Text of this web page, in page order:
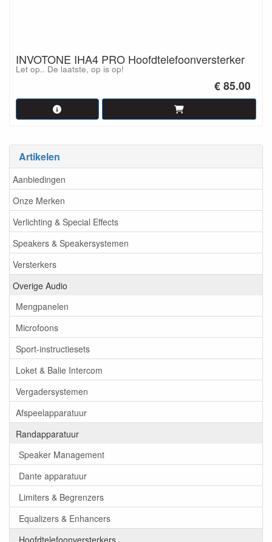
Artikelen
Aanbiedingen
Onze Merken
Verlichting & Special Effects
Speakers & Speakersystemen
Versterkers
Overige Audio
Mengpanelen
Microfoons
Sport-instructiesets
Loket & Balie Intercom
Vergadersystemen
Afspeelapparatuur
Randapparatuur
Speaker Management
Dante apparatuur
Limiters & Begrenzers
Equalizers & Enhancers
Hoofdtelefoonversterkers
INVOTONE IHA4 PRO Hoofdtelefoonversterker
Let op.. De laatste, op is op!
€ 85.00